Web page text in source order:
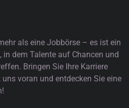
als eine Jobbörse – es ist ein
dem Talente auf Chancen und
Bringen Sie Ihre Karriere
voran und entdecken Sie eine